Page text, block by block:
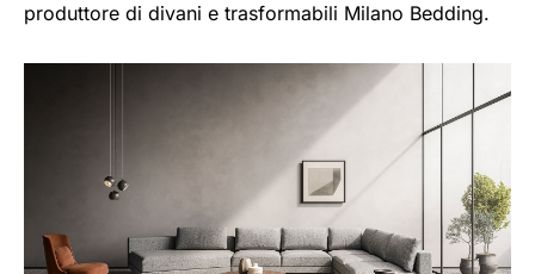
produttore di divani e trasformabili Milano Bedding.